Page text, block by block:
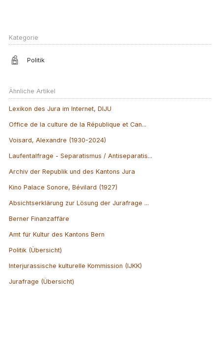
Kategorie
Politik
Ähnliche Artikel
Lexikon des Jura im Internet, DIJU
Office de la culture de la République et Can...
Voisard, Alexandre (1930-2024)
Laufentalfrage - Separatismus / Antiseparatis...
Archiv der Republik und des Kantons Jura
Kino Palace Sonore, Bévilard (1927)
Absichtserklärung zur Lösung der Jurafrage ...
Berner Finanzaffäre
Amt für Kultur des Kantons Bern
Politik (Übersicht)
Interjurassische kulturelle Kommission (IJKK)
Jurafrage (Übersicht)